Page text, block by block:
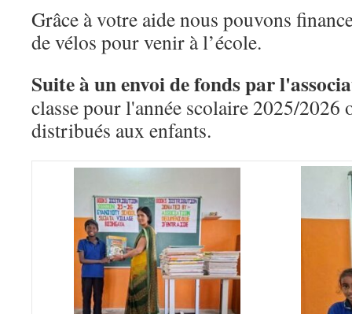
Grâce à votre aide nous pouvons
de vélos pour venir à l’école.
Suite à un envoi de fonds par
classe pour l'année scolaire 2025/2026
distribués aux enfants.